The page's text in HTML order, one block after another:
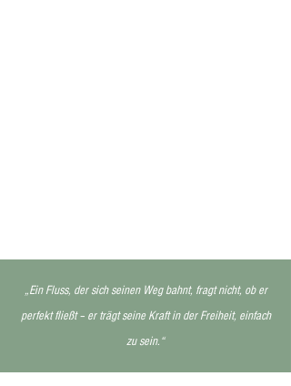
„Ein Fluss, der sich seinen Weg bahnt, fragt nicht, ob er
perfekt fließt – er trägt seine Kraft in der Freiheit, einfach
zu sein.“